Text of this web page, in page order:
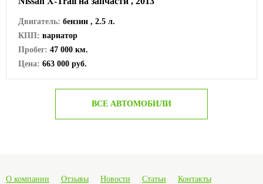
Двигатель: бензин , 2.5 л.
КПП: вариатор
Пробег: 47 000 км.
Цена: 663 000 руб.
ВСЕ АВТОМОБИЛИ
О компании Отзывы Новости Статьи
Контакты